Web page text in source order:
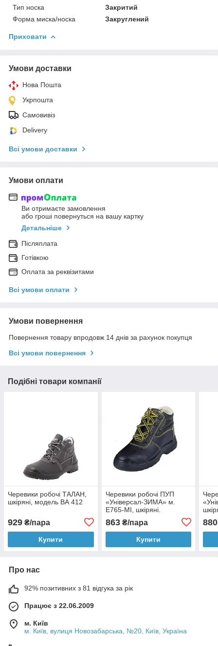
Тип носка
Закритий
Форма миска/носка
Закруглений
Приховати
Умови доставки
Нова Пошта
Укрпошта
Самовивіз
Delivery
Всі умови доставки
Умови оплати
Ви отримаєте замовлення
або гроші повернуться на вашу картку
Детальніше
Післяплата
Готівкою
Оплата за реквізитами
Всі умови оплати
Умови повернення
Повернення товару впродовж 14 днів за рахунок покупця
Всі умови повернення
Подібні товари компанії
Черевики робочі ТАЛАН,
шкіряні, модель ВА 412
929 ₴/пара
Купити
Черевики робочі ПУП
«Універсал-ЗИМА» м.
Е765-МІ, шкіряні.
863₴/пара
Купити
880
Про нас
92% позитивних з 81 відгука за рік
Працює з 22.06.2009
м. Київ
м. Київ, вулиця Новозабарська, №20, Київ, Україна